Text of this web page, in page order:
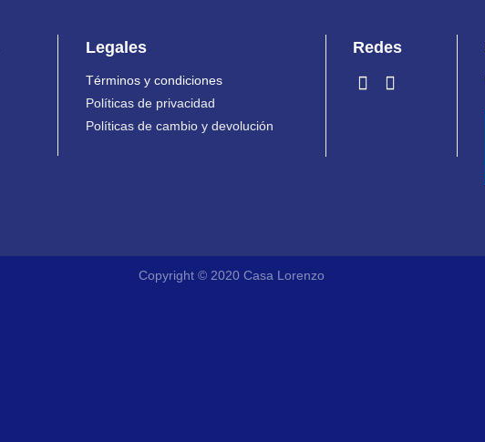
Legales
Términos y condiciones
Políticas de privacidad
Políticas de cambio y devolución
Redes
Copyright © 2020 Casa Lorenzo